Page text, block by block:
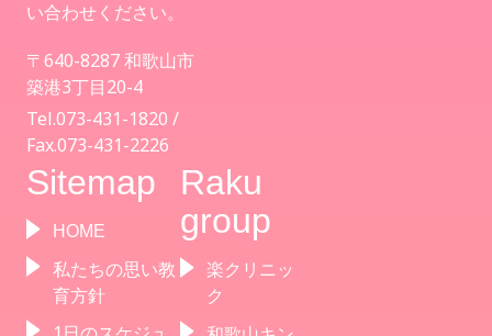
い合わせください。
〒640-8287 和歌山市
築港3丁目20-4
Tel.073-431-1820 /
Fax.073-431-2226
Sitemap
HOME
私たちの思い教
育方針
Raku
group
楽クリニッ
ク